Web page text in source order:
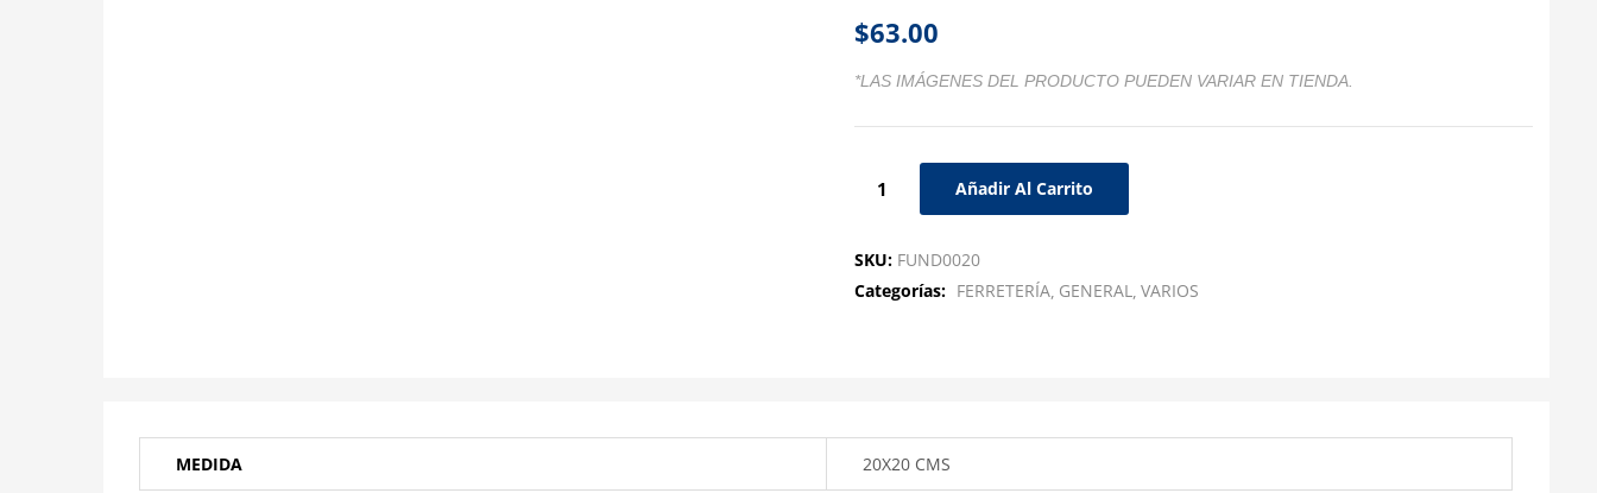
$63.00
*LAS IMÁGENES DEL PRODUCTO PUEDEN VARIAR EN TIENDA.
Añadir Al Carrito
SKU: FUND0020
Categorías: FERRETERÍA GENERAL VARIOS
MEDIDA 20X20 CMS